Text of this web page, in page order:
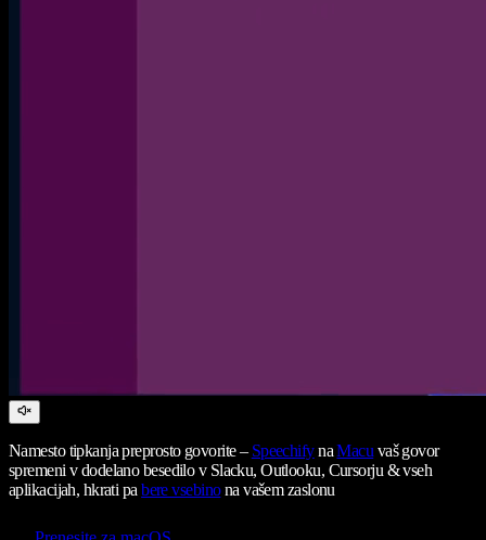
Namesto tipkanja preprosto govorite – SpeechifynaMacu vaš govor
spremeni v dodelano besedilo v Slacku, Outlooku, Cursorju & vseh
aplikacijah, hkrati pabere vsebinona vašem zaslonu